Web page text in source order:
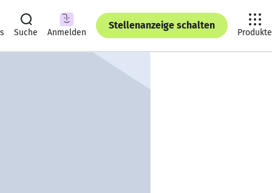
Suche Anmelden
Stellenanzeige schalten
Produkte